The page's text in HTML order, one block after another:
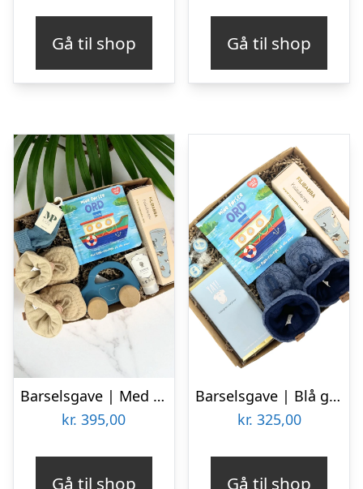
Gå til shop Gå til shop
Barselsgave | Med bog og legetøj
kr. 395,00
Gå til shop
Barselsgave | Blå gave med mine første ord
kr. 325,00
Gå til shop